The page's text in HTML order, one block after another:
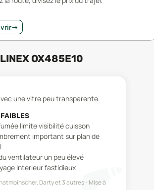
→
OX485E10
une vitre peu transparente.
limite visibilité cuisson
important sur plan de
ventilateur un peu élevé
intérieur fastidieux
Dartyet 3 autres Mise à